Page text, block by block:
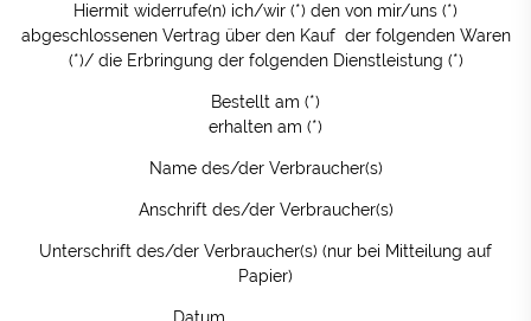
Hiermit widerrufe(n) ich/wir (*) den von mir/uns (*)
abgeschlossenen Vertrag über den Kauf der folgenden Waren
(*)/ die Erbringung der folgenden Dienstleistung (*)
Bestellt am (*)
erhalten am (*)
Name des/der Verbraucher(s)
Anschrift des/der Verbraucher(s)
Unterschrift des/der Verbraucher(s) (nur bei Mitteilung auf
Papier)